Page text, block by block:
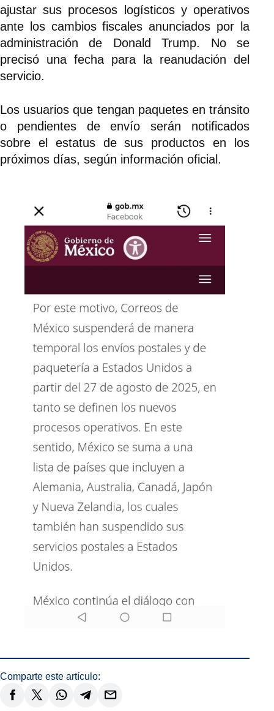
ajustar sus procesos logísticos y operativos
ante los cambios fiscales anunciados por la
administración de Donald Trump. No se
precisó una fecha para la reanudación del
servicio.
Los usuarios que tengan paquetes en tránsito
o pendientes de envío serán notificados
sobre el estatus de sus productos en los
próximos días, según información oficial.
Comparte este artículo: